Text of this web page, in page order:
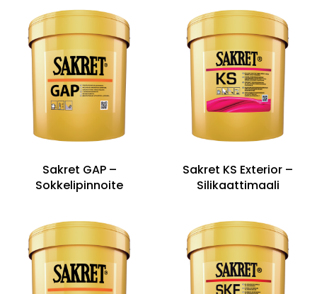
Sakret GAP –
Sokkelipinnoite
Sakret KS Exterior –
Silikaattimaali